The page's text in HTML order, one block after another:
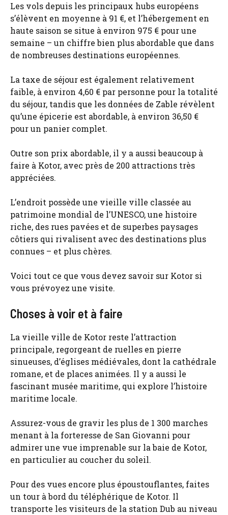
Les vols depuis les principaux hubs européens
s’élèvent en moyenne à 91 €, et l’hébergement en
haute saison se situe à environ 975 € pour une
semaine – un chiffre bien plus abordable que dans
de nombreuses destinations européennes.
La taxe de séjour est également relativement
faible, à environ 4,60 € par personne pour la totalité
du séjour, tandis que les données de Zable révèlent
qu’une épicerie est abordable, à environ 36,50 €
pour un panier complet.
Outre son prix abordable, il y a aussi beaucoup à
faire à Kotor, avec près de 200 attractions très
appréciées.
L’endroit possède une vieille ville classée au
patrimoine mondial de l’UNESCO, une histoire
riche, des rues pavées et de superbes paysages
côtiers qui rivalisent avec des destinations plus
connues – et plus chères.
Voici tout ce que vous devez savoir sur Kotor si
vous prévoyez une visite.
Choses à voir et à faire
La vieille ville de Kotor reste l’attraction
principale, regorgeant de ruelles en pierre
sinueuses, d’églises médiévales, dont la cathédrale
romane, et de places animées. Il y a aussi le
fascinant musée maritime, qui explore l’histoire
maritime locale.
Assurez-vous de gravir les plus de 1 300 marches
menant à la forteresse de San Giovanni pour
admirer une vue imprenable sur la baie de Kotor,
en particulier au coucher du soleil.
Pour des vues encore plus époustouflantes, faites
un tour à bord du téléphérique de Kotor. Il
transporte les visiteurs de la station Dub au niveau